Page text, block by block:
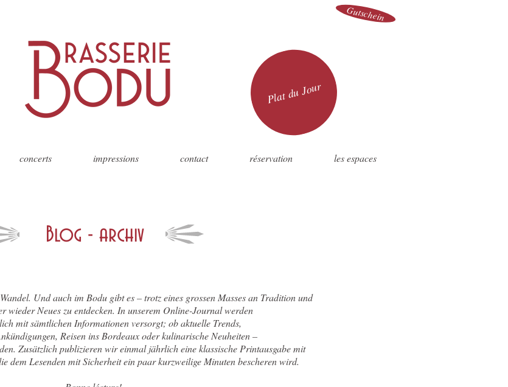
Plat du Jour
Gutschein
concerts impressions contact réservation les espaces
Blog - archiv
Und auch im Bodu gibt es – trotz eines grossen Masses an Tradition und
wieder Neues zu entdecken. In unserem Online-Journal werden
mit sämtlichen Informationen versorgt; ob aktuelle Trends,
Reisen ins Bordeaux oder kulinarische Neuheiten –
Zusätzlich publizieren wir einmal jährlich eine klassische Printausgabe mit
dem Lesenden mit Sicherheit ein paar kurzweilige Minuten bescheren wird.